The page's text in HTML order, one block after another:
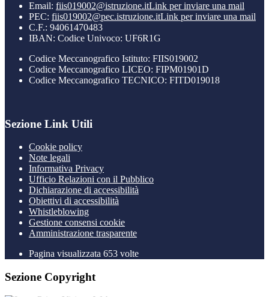
Email: fiis019002@istruzione.itLink per inviare una mail
PEC: fiis019002@pec.istruzione.itLink per inviare una mail
C.F.: 94061470483
IBAN: Codice Univoco: UF6R1G
Codice Meccanografico Istituto: FIIS019002
Codice Meccanografico LICEO: FIPM01901D
Codice Meccanografico TECNICO: FITD019018
Sezione Link Utili
Cookie policy
Note legali
Informativa Privacy
Ufficio Relazioni con il Pubblico
Dichiarazione di accessibilità
Obiettivi di accessibilità
Whistleblowing
Gestione consensi cookie
Amministrazione trasparente
Pagina visualizzata 653 volte
Sezione Copyright